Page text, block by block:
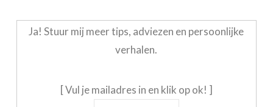
Ja! Stuur mij meer tips, adviezen en persoonlijke
verhalen.
[ Vul je mailadres in en klik op ok! ]